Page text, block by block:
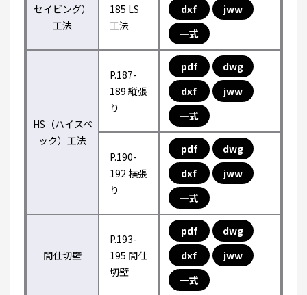
セイビング）
工法
185 LS
工法
dxf
jww
一式
HS（ハイスペ
ック）工法
P.187-
189 縦張
り
pdf
dwg
dxf
jww
一式
P.190-
192 横張
り
pdf
dwg
dxf
jww
一式
間仕切壁
P.193-
195 間仕
切壁
pdf
dwg
dxf
jww
一式